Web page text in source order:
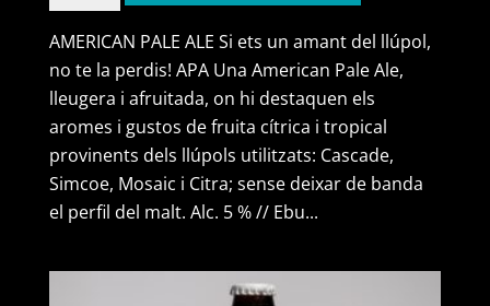
llúpols
(caixa
de
12
ampolles)
AMERICAN PALE ALE Si ets un amant del llúpol,
no te la perdis! APA Una American Pale Ale,
lleugera i afruitada, on hi destaquen els
aromes i gustos de fruita cítrica i tropical
provinents dels llúpols utilitzats: Cascade,
Simcoe, Mosaic i Citra; sense deixar de banda
el perfil del malt. Alc. 5 % // Ebu...